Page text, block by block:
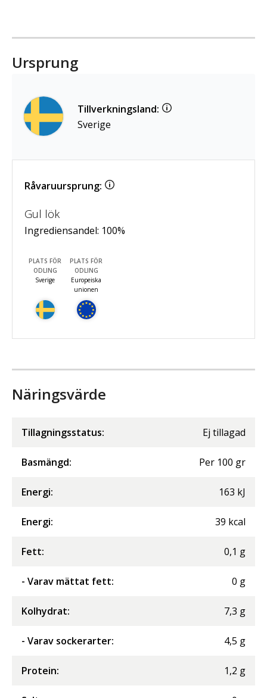
Ursprung
Tillverkningsland:
Sverige
Råvaruursprung:
Gul lök
Ingrediensandel: 100%
PLATS FÖR
ODLING
Sverige
PLATS FÖR
ODLING
Europeiska
unionen
Näringsvärde
Tillagningsstatus: Ej tillagad
Basmängd: Per 100 gr
Energi: 163 kJ
Energi: 39 kcal
Fett: 0,1 g
- Varav mättat fett: 0 g
Kolhydrat: 7,3 g
- Varav sockerarter: 4,5 g
Protein: 1,2 g